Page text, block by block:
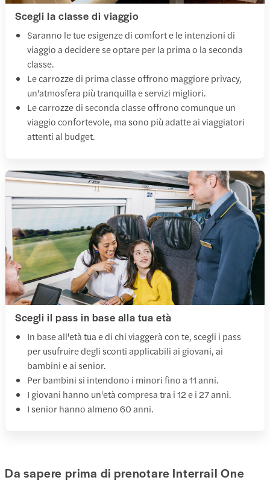
Scegli la classe di viaggio
Saranno le tue esigenze di comfort e le intenzioni di
viaggio a decidere se optare per la prima o la seconda
classe.
Le carrozze di prima classe offrono maggiore privacy,
un'atmosfera più tranquilla e servizi migliori.
Le carrozze di seconda classe offrono comunque un
viaggio confortevole, ma sono più adatte ai viaggiatori
attenti al budget.
Scegli il pass in base alla tua età
In base all'età tua e di chi viaggerà con te, scegli i pass
per usufruire degli sconti applicabili ai giovani, ai
bambini e ai senior.
Per bambini si intendono i minori fino a 11 anni.
I giovani hanno un'età compresa tra i 12 e i 27 anni.
I senior hanno almeno 60 anni.
Da sapere prima di prenotare Interrail One